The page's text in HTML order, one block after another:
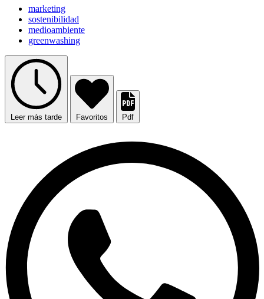
marketing
sostenibilidad
medioambiente
greenwashing
Leer más tarde Favoritos Pdf